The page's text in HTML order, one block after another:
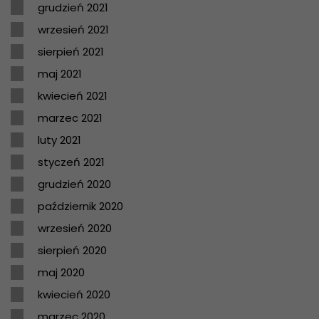
grudzień 2021
wrzesień 2021
sierpień 2021
maj 2021
kwiecień 2021
marzec 2021
luty 2021
styczeń 2021
grudzień 2020
październik 2020
wrzesień 2020
sierpień 2020
maj 2020
kwiecień 2020